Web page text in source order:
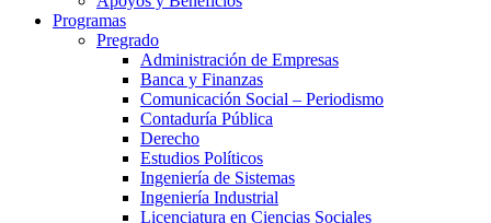
Programas
Pregrado
Administración de Empresas
Banca y Finanzas
Comunicación Social – Periodismo
Contaduría Pública
Derecho
Estudios Políticos
Ingeniería de Sistemas
Ingeniería Industrial
Licenciatura en Ciencias Sociales